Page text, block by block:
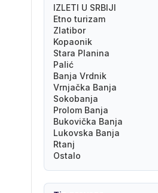
IZLETI U SRBIJI
Etno turizam
Zlatibor
Kopaonik
Stara Planina
Palić
Banja Vrdnik
Vrnjačka Banja
Sokobanja
Prolom Banja
Bukovička Banja
Lukovska Banja
Rtanj
Ostalo